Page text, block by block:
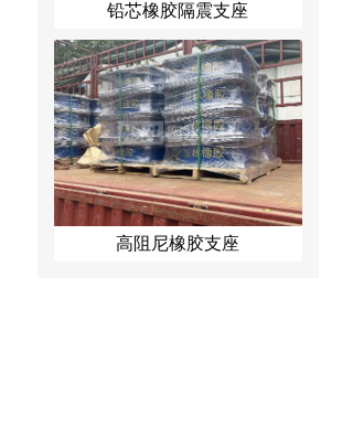
铅芯橡胶隔震支座
高阻尼橡胶支座